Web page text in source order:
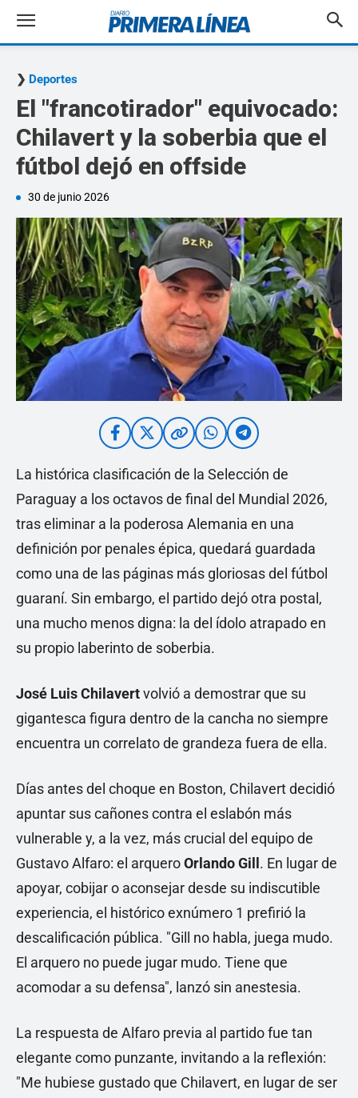
Deportes
El "francotirador" equivocado:
Chilavert y la soberbia que el
fútbol dejó en offside
30 de junio 2026
La histórica clasificación de la Selección de
Paraguay a los octavos de final del Mundial 2026,
tras eliminar a la poderosa Alemania en una
definición por penales épica, quedará guardada
como una de las páginas más gloriosas del fútbol
guaraní. Sin embargo, el partido dejó otra postal,
una mucho menos digna: la del ídolo atrapado en
su propio laberinto de soberbia.
José Luis Chilavertvolvió a demostrar que su
gigantesca figura dentro de la cancha no siempre
encuentra un correlato de grandeza fuera de ella.
Días antes del choque en Boston, Chilavert decidió
apuntar sus cañones contra el eslabón más
vulnerable y, a la vez, más crucial del equipo de
Gustavo Alfaro: el arqueroOrlando Gill . En lugar de
apoyar, cobijar o aconsejar desde su indiscutible
experiencia, el histórico exnúmero 1 prefirió la
descalificación pública. "Gill no habla, juega mudo.
El arquero no puede jugar mudo. Tiene que
acomodar a su defensa", lanzó sin anestesia.
La respuesta de Alfaro previa al partido fue tan
elegante como punzante, invitando a la reflexión:
"Me hubiese gustado que Chilavert, en lugar de ser